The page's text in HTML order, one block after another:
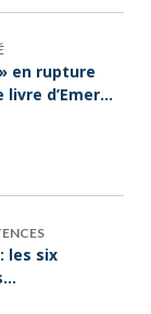
en rupture
d’Emeric
les six